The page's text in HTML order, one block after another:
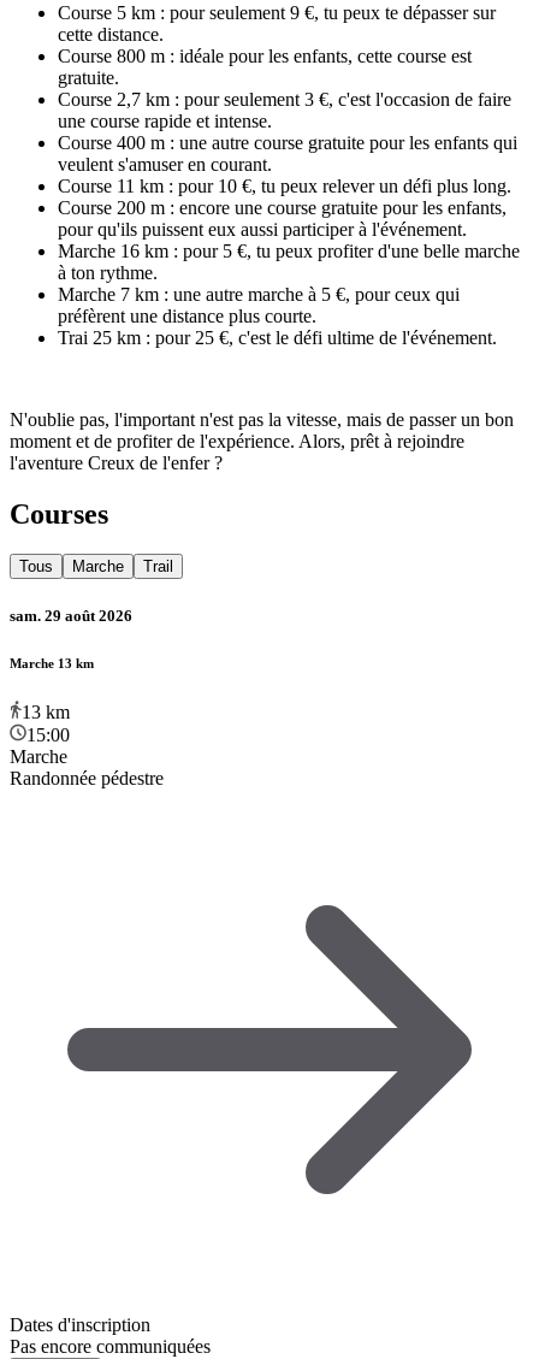
Course 5 km : pour seulement 9 €, tu peux te dépasser sur
cette distance.
Course 800 m : idéale pour les enfants, cette course est
gratuite.
Course 2,7 km : pour seulement 3 €, c'est l'occasion de faire
une course rapide et intense.
Course 400 m : une autre course gratuite pour les enfants qui
veulent s'amuser en courant.
Course 11 km : pour 10 €, tu peux relever un défi plus long.
Course 200 m : encore une course gratuite pour les enfants,
pour qu'ils puissent eux aussi participer à l'événement.
Marche 16 km : pour 5 €, tu peux profiter d'une belle marche
à ton rythme.
Marche 7 km : une autre marche à 5 €, pour ceux qui
préfèrent une distance plus courte.
Trai 25 km : pour 25 €, c'est le défi ultime de l'événement.
N'oublie pas, l'important n'est pas la vitesse, mais de passer un bon
moment et de profiter de l'expérience. Alors, prêt à rejoindre
l'aventure Creux de l'enfer ?
Courses
Tous Marche Trail
sam. 29 août 2026
Marche 13 km
13 km
15:00
Marche
Randonnée pédestre
Dates d'inscription
Pas encore communiquées